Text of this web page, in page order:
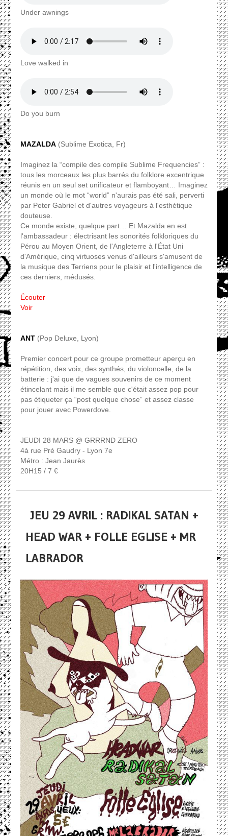
Under awnings
Love walked in
Do you burn
MAZALDA(Sublime Exotica, Fr)
Imaginez la “compile des compile Sublime Frequencies” :
tous les morceaux les plus barrés du folklore excentrique
réunis en un seul set unificateur et flamboyant… Imaginez
un monde où le mot “world” n'aurais pas été sali, perverti
par Peter Gabriel et d'autres voyageurs à l'esthétique
douteuse.
Ce monde existe, quelque part… Et Mazalda en est
l'ambassadeur : électrisant les sonorités folkloriques du
Pérou au Moyen Orient, de l'Angleterre à l'État Uni
d'Amérique, cinq virtuoses venus d'ailleurs s'amusent de
la musique des Terriens pour le plaisir et l'intelligence de
ces derniers, médusés.
Écouter
Voir
ANT(Pop Deluxe, Lyon)
Premier concert pour ce groupe prometteur aperçu en
répétition, des voix, des synthés, du violoncelle, de la
batterie : j'ai que de vagues souvenirs de ce moment
étincelant mais il me semble que c'était assez pop pour
pas étiqueter ça “post quelque chose” et assez classe
pour jouer avec Powerdove.
JEUDI 28 MARS @ GRRRND ZERO
4à rue Pré Gaudry - Lyon 7e
Métro : Jean Jaurès
20H15 / 7 €
JEU 29 AVRIL : RADIKAL SATAN +
HEAD WAR + FOLLE EGLISE + MR
LABRADOR